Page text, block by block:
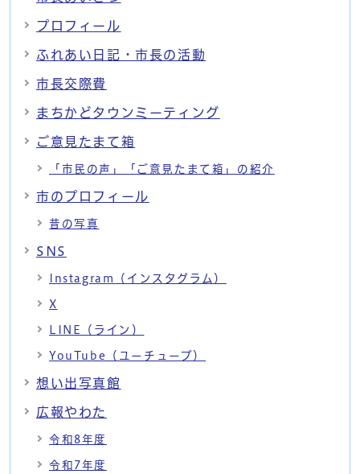
プロフィール
ふれあい日記・市長の活動
市長交際費
まちかどタウンミーティング
ご意見たまて箱
「市民の声」「ご意見たまて箱」の紹介
市のプロフィール
昔の写真
SNS
Instagram（インスタグラム）
X
LINE（ライン）
YouTube（ユーチューブ）
想い出写真館
広報やわた
令和8年度
令和7年度